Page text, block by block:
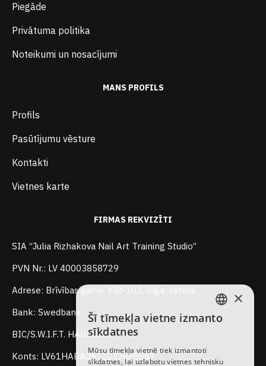
Piegāde
Privātuma politika
Noteikumi un nosacījumi
MANS PROFILS
Profils
Pasūtījumu vēsture
Kontakti
Vietnes karte
FIRMAS REKVIZĪTI
SIA “Julia Rizhakova Nail Art Training Studio”
PVN Nr.: LV 40003858729
Adrese: Brīvības gatve 338-102, Rīga, Latvija
Bank: Swedbank
BIC/S.W.I.F.T. HABALV22
Konts: LV61HABA0551037648887
LATVIAN
ENGLISH
×
Šī tīmekļa vietne izmanto
sīkdatnes
Mūsu tīmekļa vietnē tiek izmantoti
sīkdatnes, lai uzlabotu vietnes tehnisku